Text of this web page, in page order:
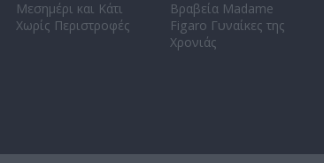
Μεσημέρι και Κάτι
Χωρίς Περιστροφές
Βραβεία Madame
Figaro Γυναίκες της
Χρονιάς